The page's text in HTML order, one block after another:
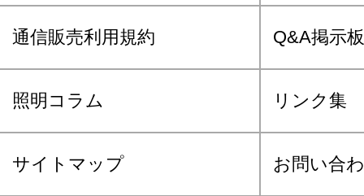
通信販売利用規約 Q&A掲示板
照明コラム リンク集
サイトマップ お問い合